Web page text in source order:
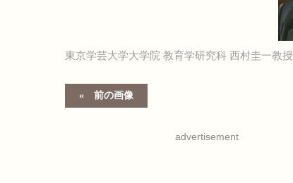
東京学芸大学大学院 教育学研究科 西村圭一教授
前の画像
advertisement